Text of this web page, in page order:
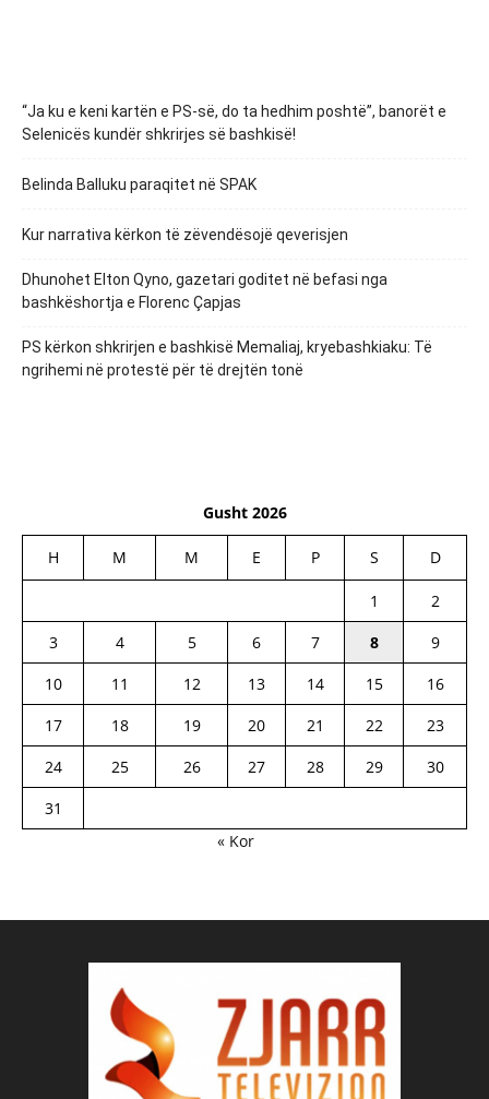
“Ja ku e keni kartën e PS-së, do ta hedhim poshtë”, banorët e
Selenicës kundër shkrirjes së bashkisë!
Belinda Balluku paraqitet në SPAK
Kur narrativa kërkon të zëvendësojë qeverisjen
Dhunohet Elton Qyno, gazetari goditet në befasi nga
bashkëshortja e Florenc Çapjas
PS kërkon shkrirjen e bashkisë Memaliaj, kryebashkiaku: Të
ngrihemi në protestë për të drejtën tonë
Gusht 2026
H M M E P S D
1
2
3
4 5 6 7 8
9
10
11 12 13 14 15
16
17
18 19 20 21 22
23
24
25 26 27 28 29
30
31
« Kor